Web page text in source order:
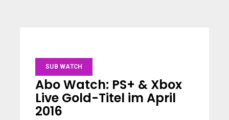
SUB WATCH
Abo Watch: PS+ & Xbox
Live Gold-Titel im April
2016